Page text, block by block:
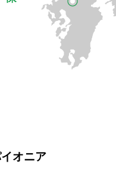
オニア